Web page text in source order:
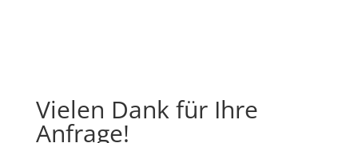
Vielen Dank für Ihre
Anfrage!